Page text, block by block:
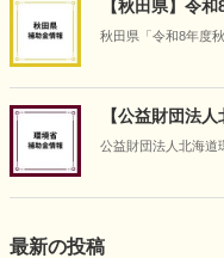
【秋田県】令
世帯）
秋田県「令和8年度
【公益財団法
宅の断熱リフ
公益財団法人北海道
最新の投稿